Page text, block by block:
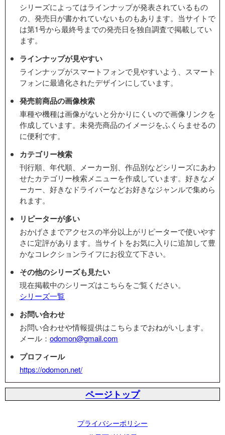
シリーズによってはラインナップが発表されているもの
の、発売日が書かれていないものもあります。当サイトで
は第1号から最終号までの発売日を独自調査で掲載してい
ます。
ラインナップが見やすい
ラインナップがスマートフォンで見やすいよう、スマート
フォンに最適化されたデザインにしています。
発売前商品の画像検索
車種や機種は画像がないと分かりにくいので画像リンクを
作成しています。未発売商品のイメージをふくらませるの
に便利です。
カテゴリー検索
刊行順、年代順、メーカー別、作品別などシリーズにあわ
せたカテゴリー検索メニューを作成しています。好きなメ
ーカー、好きなドライバーなどお好きなジャンルで集めら
れます。
リピーターが多い
おかげさまでアクセスの半分以上がリピーターで使いやす
さに定評があります。当サイトをお気に入りに追加して豊
かなコレクションライフにお役立て下さい。
その他のシリーズも見たい
現在掲載中のシリーズはこちらをご覧ください。
シリーズ一覧
お問い合わせ
お問い合わせや情報提供はこちらまでおねがいします。
メール： odomon@gmail.com
プロフィール
https://odomon.net/
ページトップ
プライバシーポリシー